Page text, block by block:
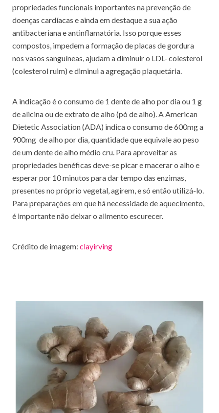
propriedades funcionais importantes na prevenção de
doenças cardíacas e ainda em destaque a sua ação
antibacteriana e antinflamatória. Isso porque esses
compostos, impedem a formação de placas de gordura
nos vasos sanguíneas, ajudam a diminuir o LDL- colesterol
(colesterol ruim) e diminui a agregação plaquetária.
A indicação é o consumo de 1 dente de alho por dia ou 1 g
de alicina ou de extrato de alho (pó de alho). A American
Dietetic Association (ADA) indica o consumo de 600mg a
900mg de alho por dia, quantidade que equivale ao peso
de um dente de alho médio cru. Para aproveitar as
propriedades benéficas deve-se picar e macerar o alho e
esperar por 10 minutos para dar tempo das enzimas,
presentes no próprio vegetal, agirem, e só então utilizá-lo.
Para preparações em que há necessidade de aquecimento,
é importante não deixar o alimento escurecer.
Crédito de imagem: clayirving